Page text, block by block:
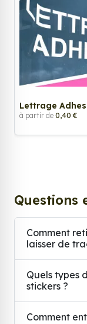
Lettrage
à partir de 0,40 €
Questions
Comment
laisser de
Quels types
stickers ?
Comment